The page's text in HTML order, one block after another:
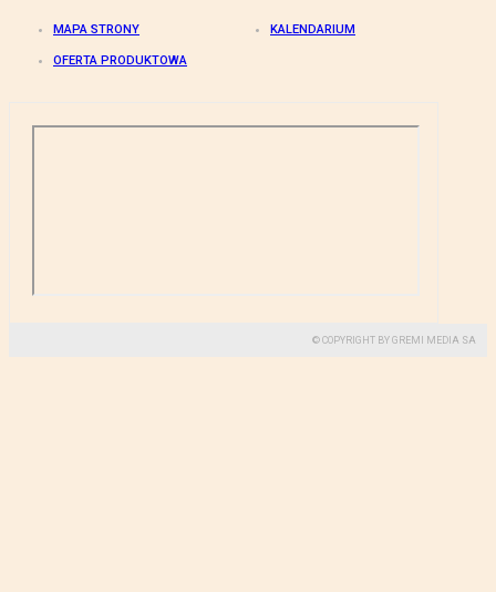
MAPA STRONY KALENDARIUM
OFERTA PRODUKTOWA
© COPYRIGHT BY GREMI MEDIA SA